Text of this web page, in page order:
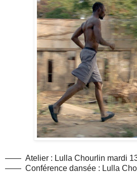
—— Atelier : Lulla Chourlin mardi
—— Conférence dansée : Lulla